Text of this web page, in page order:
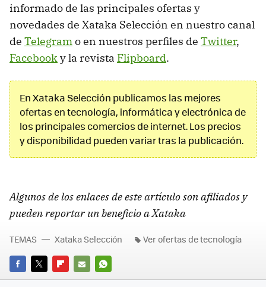
informado de las principales ofertas y
novedades de Xataka Selección en nuestro canal
de Telegramo en nuestros perfiles de Twitter,
Facebooky la revista Flipboard.
En Xataka Selección publicamos las mejores
ofertas en tecnología, informática y electrónica de
los principales comercios de internet. Los precios
y disponibilidad pueden variar tras la publicación.
Algunos de los enlaces de este artículo son afiliados y
pueden reportar un beneficio a Xataka
FACEBOOK
TWITTERFLIPBOARD
E-
WHATSAPP
TEMAS Xataka Selección Ver ofertas de tecnología